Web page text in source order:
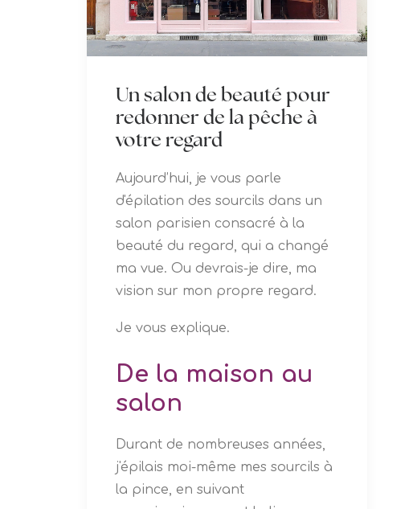
Un salon de beauté pour
redonner de la pêche à
votre regard
Aujourd’hui, je vous parle
d'épilation des sourcils dans un
salon parisien consacré à la
beauté du regard, qui a changé
ma vue. Ou devrais-je dire, ma
vision sur mon propre regard.
Je vous explique.
De la maison au
salon
Durant de nombreuses années,
j'épilais moi-même mes sourcils à
la pince, en suivant